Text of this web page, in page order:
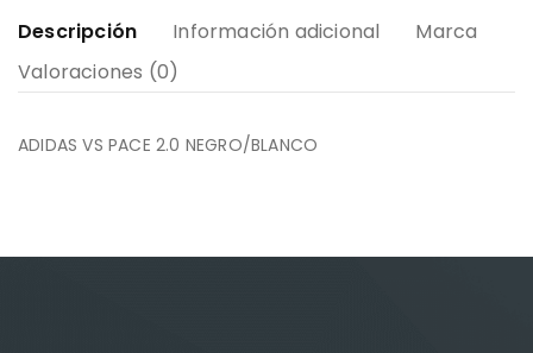
Descripción Información adicional
Marca
Valoraciones (0)
ADIDAS VS PACE 2.0 NEGRO/BLANCO